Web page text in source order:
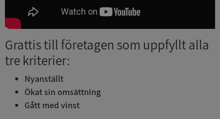
Grattis till företagen som uppfyllt alla
tre kriterier:
Nyanställt
Ökat sin omsättning
Gått med vinst